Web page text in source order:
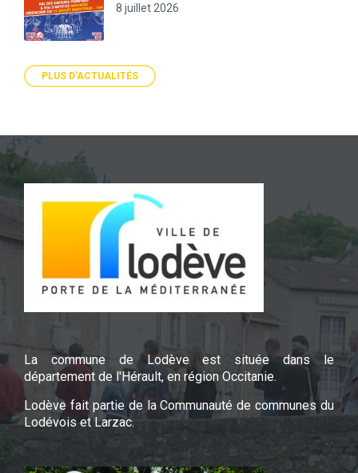
8 juillet 2026
PLUS D'ACTUALITÉS
La commune de Lodève est située dans le
département de l'Hérault, en région Occitanie.
Lodève fait partie de la Communauté de communes du
Lodévois et Larzac.